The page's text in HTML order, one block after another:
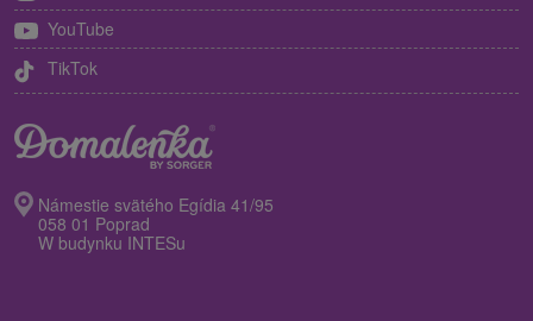
YouTube
TikTok
Námestie svätého Egídia 41/95
058 01 Poprad
W budynku INTESu